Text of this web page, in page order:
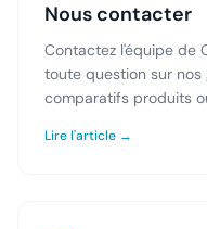
Nous contacter
Contactez l'équipe de
toute question sur nos
comparatifs produits
Lire l'article →